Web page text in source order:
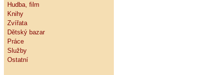
Hudba, film
Knihy
Zvířata
Dětský bazar
Práce
Služby
Ostatní